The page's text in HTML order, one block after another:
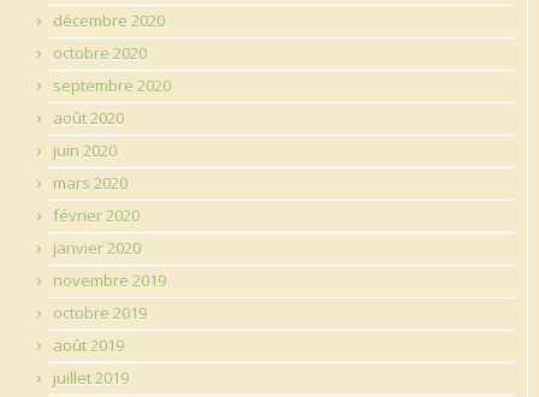
décembre 2020
octobre 2020
septembre 2020
août 2020
juin 2020
mars 2020
février 2020
janvier 2020
novembre 2019
octobre 2019
août 2019
juillet 2019